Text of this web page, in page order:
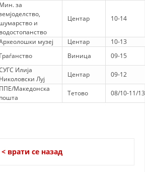
Мин. за
шумарство и
водостопанство
Центар 10-14
музеј Центар
10-13
Граѓанство Виница 09-15
Илија
Николовски Луј
Центар 09-12
ППЕ/Македонска
пошта
Тетово 08/10-11/13
< врати се назад